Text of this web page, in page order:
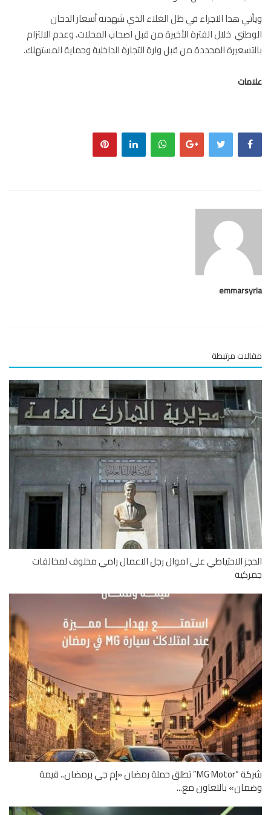
هذا الاجراء في ظل الغلاء الذي شهدته أسعار الدخان
خلال الفترة الأخيرة من قبل اصحاب المحلات، وعدم الالتزام
المحددة من قبل وارة التجارة الداخلية وحماية المستهلك.
مرتبطة
الاحتياطي على اموال رجل الاعمال رامي مخلوف لمخالفات
شركة “MG Motor” تطلق حملة رمضان «إم جي برمضان.. قيمة
بالتعاون مع...